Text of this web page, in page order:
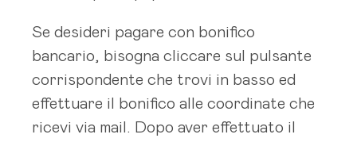
Se desideri pagare con bonifico
bancario, bisogna cliccare sul pulsante
corrispondente che trovi in basso ed
effettuare il bonifico alle coordinate che
ricevi via mail. Dopo aver effettuato il